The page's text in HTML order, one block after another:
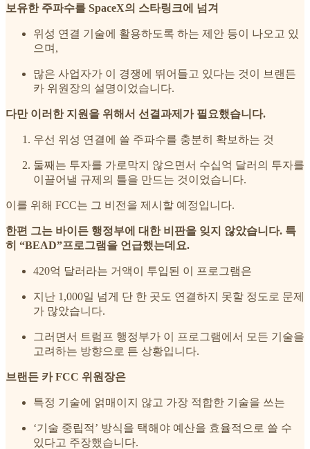
보유한 주파수를 SpaceX의 스타링크에 넘겨
위성 연결 기술에 활용하도록 하는 제안 등이 나오고 있
으며,
많은 사업자가 이 경쟁에 뛰어들고 있다는 것이 브랜든
카 위원장의 설명이었습니다.
다만 이러한 지원을 위해서 선결과제가 필요했습니다.
우선 위성 연결에 쓸 주파수를 충분히 확보하는 것
둘째는 투자를 가로막지 않으면서 수십억 달러의 투자를
이끌어낼 규제의 틀을 만드는 것이었습니다.
이를 위해 FCC는 그 비전을 제시할 예정입니다.
한편 그는 바이든 행정부에 대한 비판을 잊지 않았습니다. 특
히 “BEAD”프로그램을 언급했는데요.
420억 달러라는 거액이 투입된 이 프로그램은
지난 1,000일 넘게 단 한 곳도 연결하지 못할 정도로 문제
가 많았습니다.
그러면서 트럼프 행정부가 이 프로그램에서 모든 기술을
고려하는 방향으로 튼 상황입니다.
브랜든 카 FCC 위원장은
특정 기술에 얽매이지 않고 가장 적합한 기술을 쓰는
‘기술 중립적’ 방식을 택해야 예산을 효율적으로 쓸 수
있다고 주장했습니다.